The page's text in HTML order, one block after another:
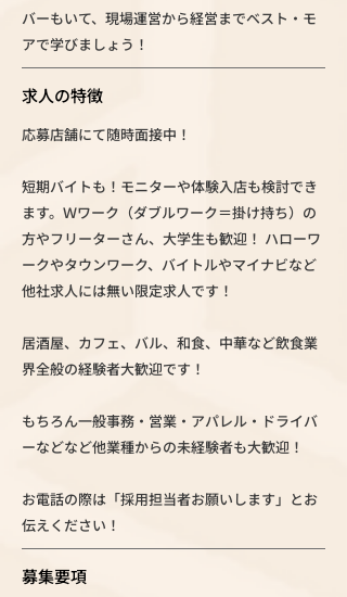
バーもいて、現場運営から経営までベスト・モ
アで学びましょう！
求人の特徴
応募店舗にて随時面接中！
短期バイトも！モニターや体験入店も検討でき
ます。Ｗワーク（ダブルワーク＝掛け持ち）の
方やフリーターさん、大学生も歓迎！ ハローワ
ークやタウンワーク、バイトルやマイナビなど
他社求人には無い限定求人です！
居酒屋、カフェ、バル、和食、中華など飲食業
界全般の経験者大歓迎です！
もちろん一般事務・営業・アパレル・ドライバ
ーなどなど他業種からの未経験者も大歓迎！
お電話の際は「採用担当者お願いします」とお
伝えください！
募集要項